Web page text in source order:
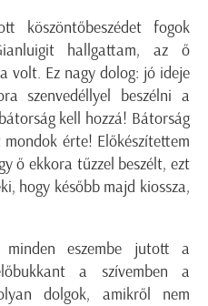
köszöntőbeszédet fogok
hallgattam, az ő
volt. Ez nagy dolog: jó ideje
szenvedéllyel beszélni a
kell hozzá! Bátorság
érte! Előkészítettem
ő ekkora tűzzel beszélt, ezt
hogy később majd kiossza,
eszembe jutott a
a szívemben a
dolgok, amikről nem